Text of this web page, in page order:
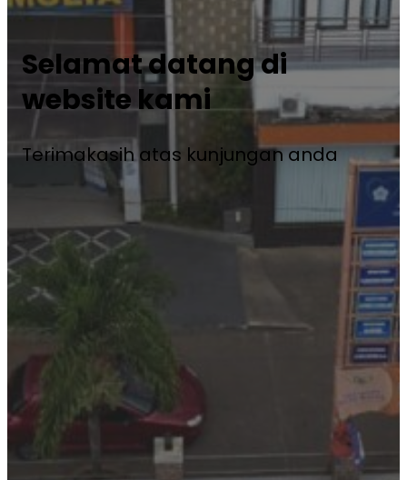
Selamat datang di
website kami
Terimakasih atas kunjungan anda